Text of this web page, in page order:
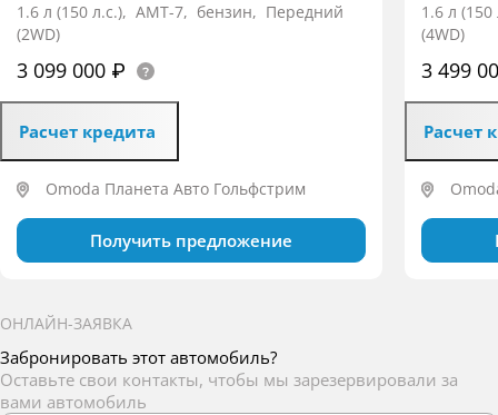
1.6 л (150 л.с.), AMT-7, бензин, Передний
(2WD)
3 099 000 ₽
Расчет кредита
Omoda Планета Авто Гольфстрим
Получить предложение
1.6 л
(4WD)
3 499
Расчет
ОНЛАЙН-ЗАЯВКА
Забронировать этот автомобиль?
Оставьте свои контакты, чтобы мы зарезервировали за
вами автомобиль